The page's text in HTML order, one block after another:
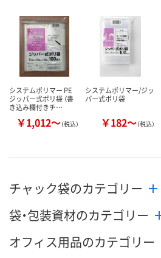
数量
カゴへ
数量
システムポリマー PE
ジッパー式ポリ袋 （書
き込み欄付きチ…
￥1,012～（税込）
システムポリマー/ジッ
パー式ポリ袋
￥182～（税込）
チャック袋のカテゴリー
袋・包装資材のカテゴリー
オフィス用品のカテゴリー